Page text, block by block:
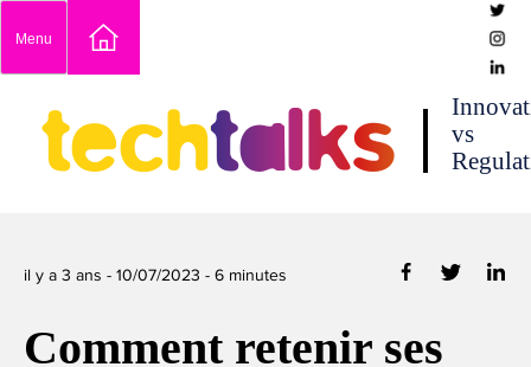
content
Menu
techtalks
vs
il y a 3 ans - 10/07/2023 - 6 minutes
Comment retenir ses